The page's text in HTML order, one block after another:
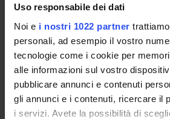
Uso responsabile dei dati
Noi e i nostri 1022 partner
personali, ad esempio il vostro
tecnologie come i cookie per
alle informazioni sul vostro
pubblicare annunci e contenuti
gli annunci e i contenuti, ricercare il
i servizi. Avete la possibilità di
GOVERNANCE
COMMITTEES
DEPARTMENT ADMINISTRATION
STUDENT ADMINISTRATION